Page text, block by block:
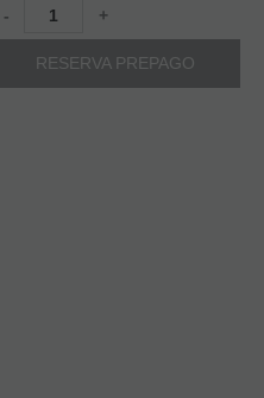
- +
RESERVA PREPAGO